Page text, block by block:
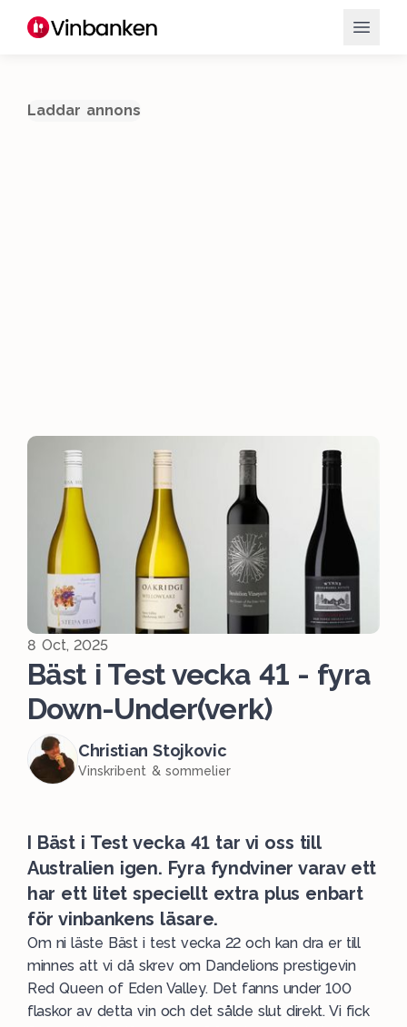
Laddar annons
8 Oct, 2025
Bäst i Test vecka 41 - fyra
Down-Under(verk)
Christian Stojkovic
Vinskribent & sommelier
I Bäst i Test vecka 41 tar vi oss till
Australien igen. Fyra fyndviner varav ett
har ett litet speciellt extra plus enbart
för vinbankens läsare.
Om ni läste Bäst i test vecka 22 och kan dra er till
minnes att vi då skrev om Dandelions prestigevin
Red Queen of Eden Valley. Det fanns under 100
flaskor av detta vin och det sålde slut direkt. Vi fick